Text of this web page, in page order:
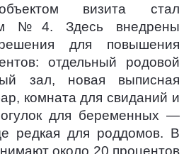
визита стал
№4. Здесь внедрены
для повышения
отдельный родовой
зал, новая выписная
комната для свиданий и
для беременных —
редкая для роддомов. В
около 20 процентов